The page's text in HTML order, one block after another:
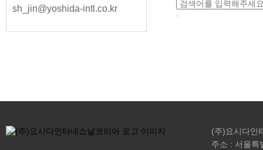
sh_jin@yoshida-intl.co.kr
(주)요시다
주소 : 서울특